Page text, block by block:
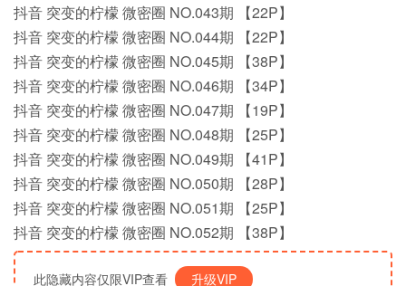
抖音 突变的柠檬 微密圈 NO.043期 【22P】
抖音 突变的柠檬 微密圈 NO.044期 【22P】
抖音 突变的柠檬 微密圈 NO.045期 【38P】
抖音 突变的柠檬 微密圈 NO.046期 【34P】
抖音 突变的柠檬 微密圈 NO.047期 【19P】
抖音 突变的柠檬 微密圈 NO.048期 【25P】
抖音 突变的柠檬 微密圈 NO.049期 【41P】
抖音 突变的柠檬 微密圈 NO.050期 【28P】
抖音 突变的柠檬 微密圈 NO.051期 【25P】
抖音 突变的柠檬 微密圈 NO.052期 【38P】
此隐藏内容仅限VIP查看 升级VIP